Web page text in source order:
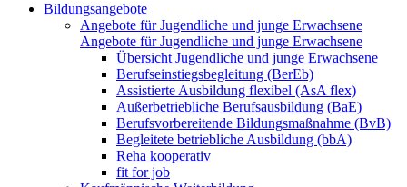
Bildungsangebote
Angebote für Jugendliche und junge Erwachsene
Angebote für Jugendliche und junge Erwachsene
Übersicht Jugendliche und junge Erwachsene
Berufseinstiegsbegleitung (BerEb)
Assistierte Ausbildung flexibel (AsA flex)
Außerbetriebliche Berufsausbildung (BaE)
Berufsvorbereitende Bildungsmaßnahme (BvB)
Begleitete betriebliche Ausbildung (bbA)
Reha kooperativ
fit for job